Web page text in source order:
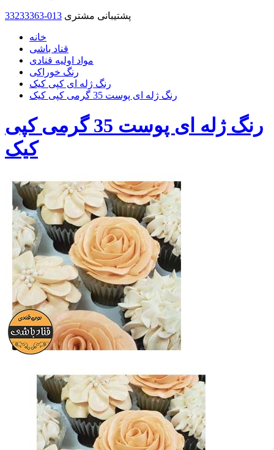
33233363-013 پشتیبانی مشتری
خانه
قناد باشی
مواد اولیه قنادی
رنگ خوراکی
رنگ ژله ای کپی کیک
رنگ ژله ای پوست 35 گرمی کپی کیک
رنگ ژله ای پوست 35 گرمی کپی
کیک